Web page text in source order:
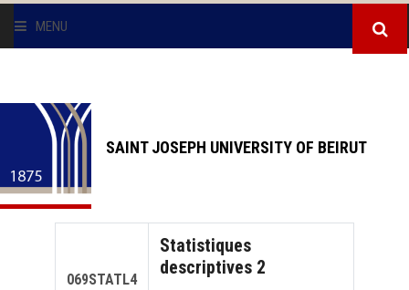
MENU
INSTITUTIONS
ADMISSION
RECHERCHE
INTERNATIONAL
SAINT JOSEPH UNIVERSITY OF BEIRUT
069STATL4
Statistiques
descriptives 2